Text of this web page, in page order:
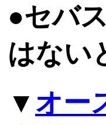
●セバ
はない
▼ オー